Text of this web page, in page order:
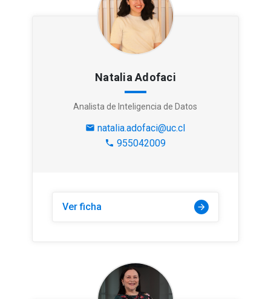
Natalia Adofaci
Analista de Inteligencia de Datos
mail natalia.adofaci@uc.cl
phone 955042009
Ver ficha arrow_forward